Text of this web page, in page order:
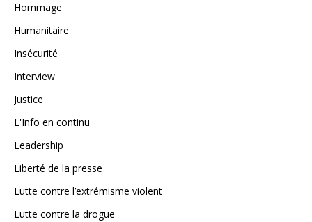
Hommage
Humanitaire
Insécurité
Interview
Justice
L'Info en continu
Leadership
Liberté de la presse
Lutte contre l’extrémisme violent
Lutte contre la drogue